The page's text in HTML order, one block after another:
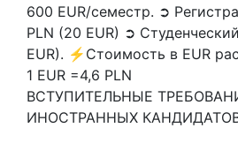
600 EUR/семестр. ➲
PLN (20 EUR) ➲
EUR). ⚡Стоимость в EUR
1 EUR =4,6 PLN
ВСТУПИТЕЛЬНЫЕ
ИНОСТРАННЫХ